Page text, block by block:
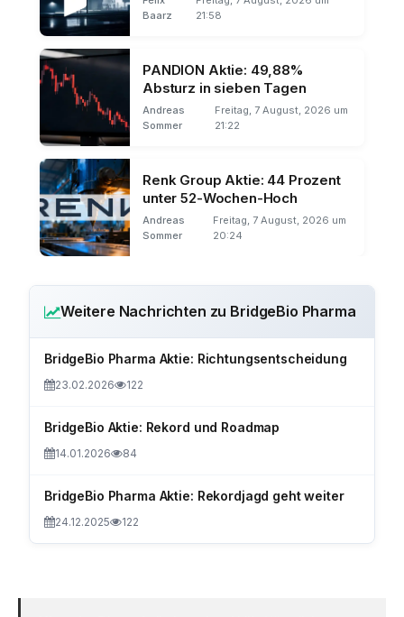
Baarz
21:58
PANDION Aktie: 49,88%
Absturz in sieben Tagen
Andreas
Sommer
Freitag, 7 August, 2026 um
21:22
Renk Group Aktie: 44 Prozent
unter 52-Wochen-Hoch
Andreas
Sommer
Freitag, 7 August, 2026 um
20:24
Weitere Nachrichten zu BridgeBio Pharma
BridgeBio Pharma Aktie: Richtungsentscheidung
23.02.2026 122
BridgeBio Aktie: Rekord und Roadmap
14.01.2026 84
BridgeBio Pharma Aktie: Rekordjagd geht weiter
24.12.2025 122